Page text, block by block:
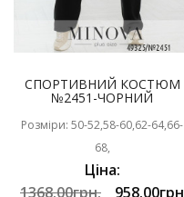
СПОРТИВНИЙ КОСТЮМ
№2451-ЧОРНИЙ
Розміри: 50-52,58-60,62-64,66-
68,
Ціна:
1368.00грн.
958.00грн